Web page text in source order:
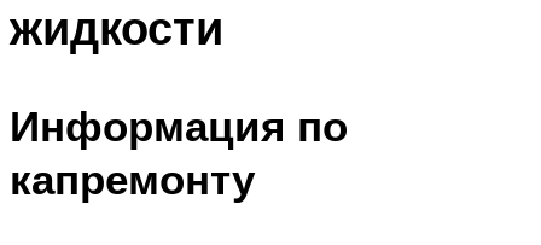
жидкости
Информация по
капремонту